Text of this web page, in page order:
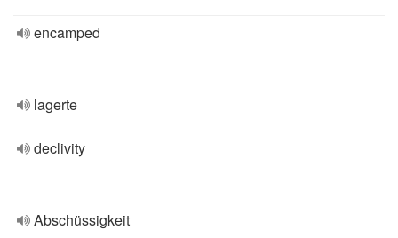
encamped
lagerte
declivity
Abschüssigkeit